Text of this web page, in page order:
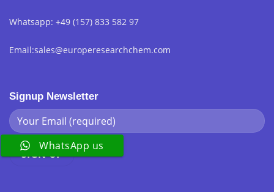
Whatsapp: +49 (157) 833 582 97
Email:sales@europeresearchchem.com
Signup Newsletter
WhatsApp us